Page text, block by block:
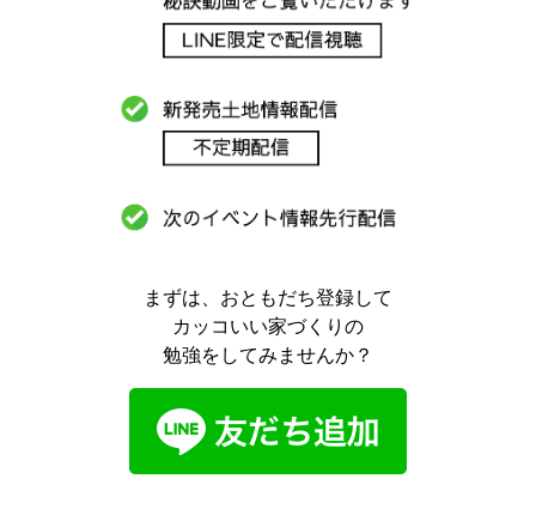
まずは、おともだち登録して
カッコいい家づくりの
勉強をしてみませんか？